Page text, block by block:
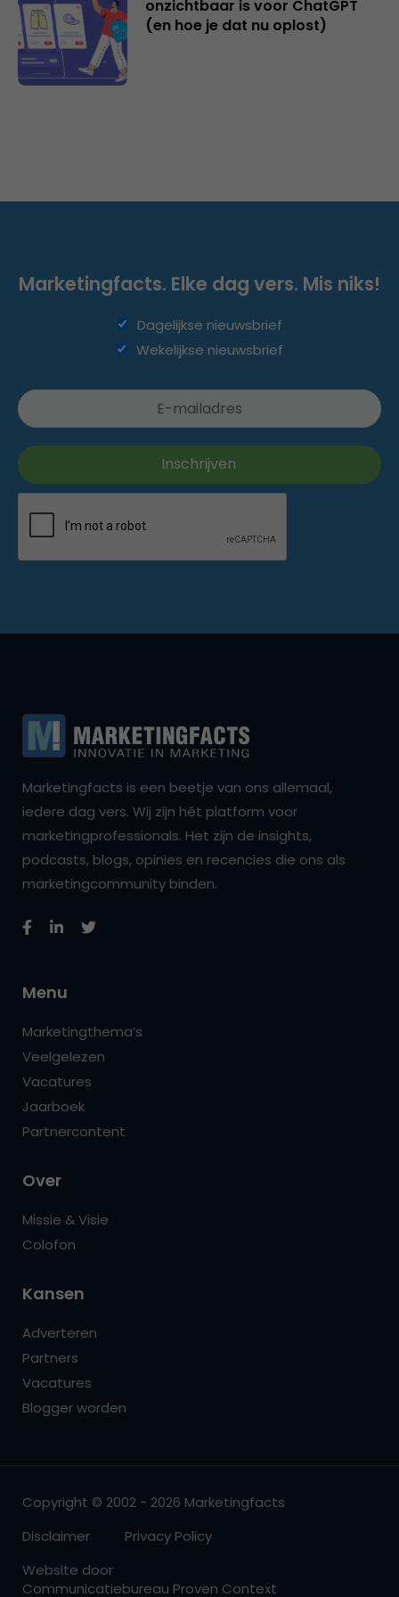
onzichtbaar is voor ChatGPT
(en hoe je dat nu oplost)
Marketingfacts. Elke dag vers. Mis niks!
Dagelijkse nieuwsbrief
Wekelijkse nieuwsbrief
Marketingfacts is een beetje van ons allemaal,
iedere dag vers. Wij zijn hét platform voor
marketingprofessionals. Het zijn de insights,
podcasts, blogs, opinies en recencies die ons als
marketingcommunity binden.
Menu
Marketingthema’s
Veelgelezen
Vacatures
Jaarboek
Partnercontent
Over
Missie & Visie
Colofon
Kansen
Adverteren
Partners
Vacatures
Blogger worden
Copyright © 2002 - 2026 Marketingfacts
Disclaimer
Privacy Policy
Website door
Communicatiebureau Proven Context